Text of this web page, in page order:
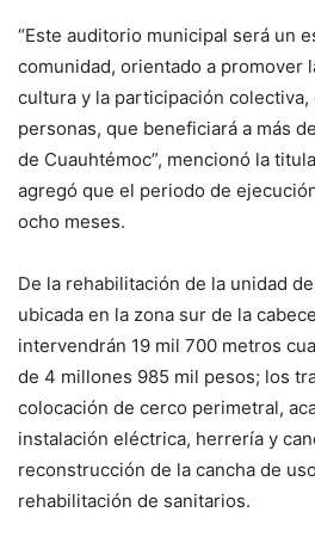
“Este auditorio municipal será un
comunidad, orientado a promover
cultura y la participación
personas, que beneficiará a más
de Cuauhtémoc”, mencionó la
agregó que el periodo de
ocho meses.
De la rehabilitación de la unidad
ubicada en la zona sur de la
intervendrán 19 mil 700 metros
de 4 millones 985 mil pesos; los
colocación de cerco perimetral,
instalación eléctrica, herrería y
reconstrucción de la cancha de
rehabilitación de sanitarios.